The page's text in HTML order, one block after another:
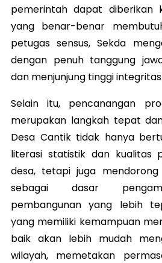
pemerintah dapat diberikan
yang benar-benar
petugas sensus, Sekda
dengan penuh tanggung
dan menjunjung tinggi integritas.
Selain itu, pencanangan
merupakan langkah tepat
Desa Cantik tidak hanya
literasi statistik dan kualitas
desa, tetapi juga
sebagai dasar
pembangunan yang lebih
yang memiliki kemampuan
baik akan lebih mudah
wilayah, memetakan